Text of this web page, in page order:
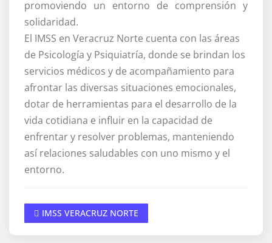
promoviendo un entorno de comprensión y
solidaridad.
El IMSS en Veracruz Norte cuenta con las áreas
de Psicología y Psiquiatría, donde se brindan los
servicios médicos y de acompañamiento para
afrontar las diversas situaciones emocionales,
dotar de herramientas para el desarrollo de la
vida cotidiana e influir en la capacidad de
enfrentar y resolver problemas, manteniendo
así relaciones saludables con uno mismo y el
entorno.
IMSS VERACRUZ NORTE